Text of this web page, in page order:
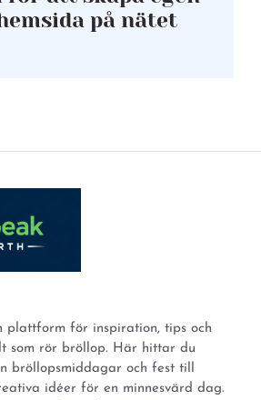
på nätet
plattform för inspiration, tips och
som rör bröllop. Här hittar du
bröllopsmiddagar och fest till
idéer för en minnesvärd dag.